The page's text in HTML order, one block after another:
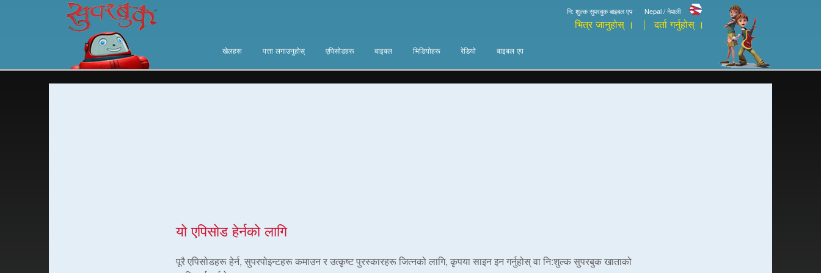
Nepal / नेपाली
नि: शुल्क सुपरबुक बाइबल एप
भित्र जानुहोस् । दर्ता गर्नुहोस् ।
खेलहरू पत्ता लगाउनुहोस् एपिसोडहरू बाइबल भिडियोहरू रेडियो बाइबल एप
यो एपिसोड हेर्नको लागि
पूरै एपिसोडहरू हेर्न, सुपरपोइन्टहरू कमाउन र उत्कृष्ट पुरस्कारहरू जित्नको लागि, कृपया साइन इन गर्नुहोस् वा नि:शुल्क सुपरबुक खाताको